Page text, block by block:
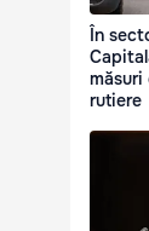
În
măsuri
rutiere